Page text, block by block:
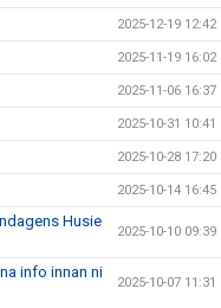
2025-12-19 12:42
2025-11-19 16:02
2025-11-06 16:37
2025-10-31 10:41
2025-10-28 17:20
2025-10-14 16:45
Husie
2025-10-10 09:39
info innan ni
2025-10-07 11:31